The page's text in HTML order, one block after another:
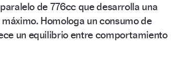
de 776cc que desarrolla una
Homologa un consumo de
un equilibrio entre comportamiento